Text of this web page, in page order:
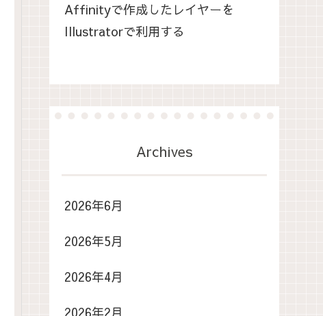
Affinityで作成したレイヤーを
Illustratorで利用する
Archives
2026年6月
2026年5月
2026年4月
2026年2月